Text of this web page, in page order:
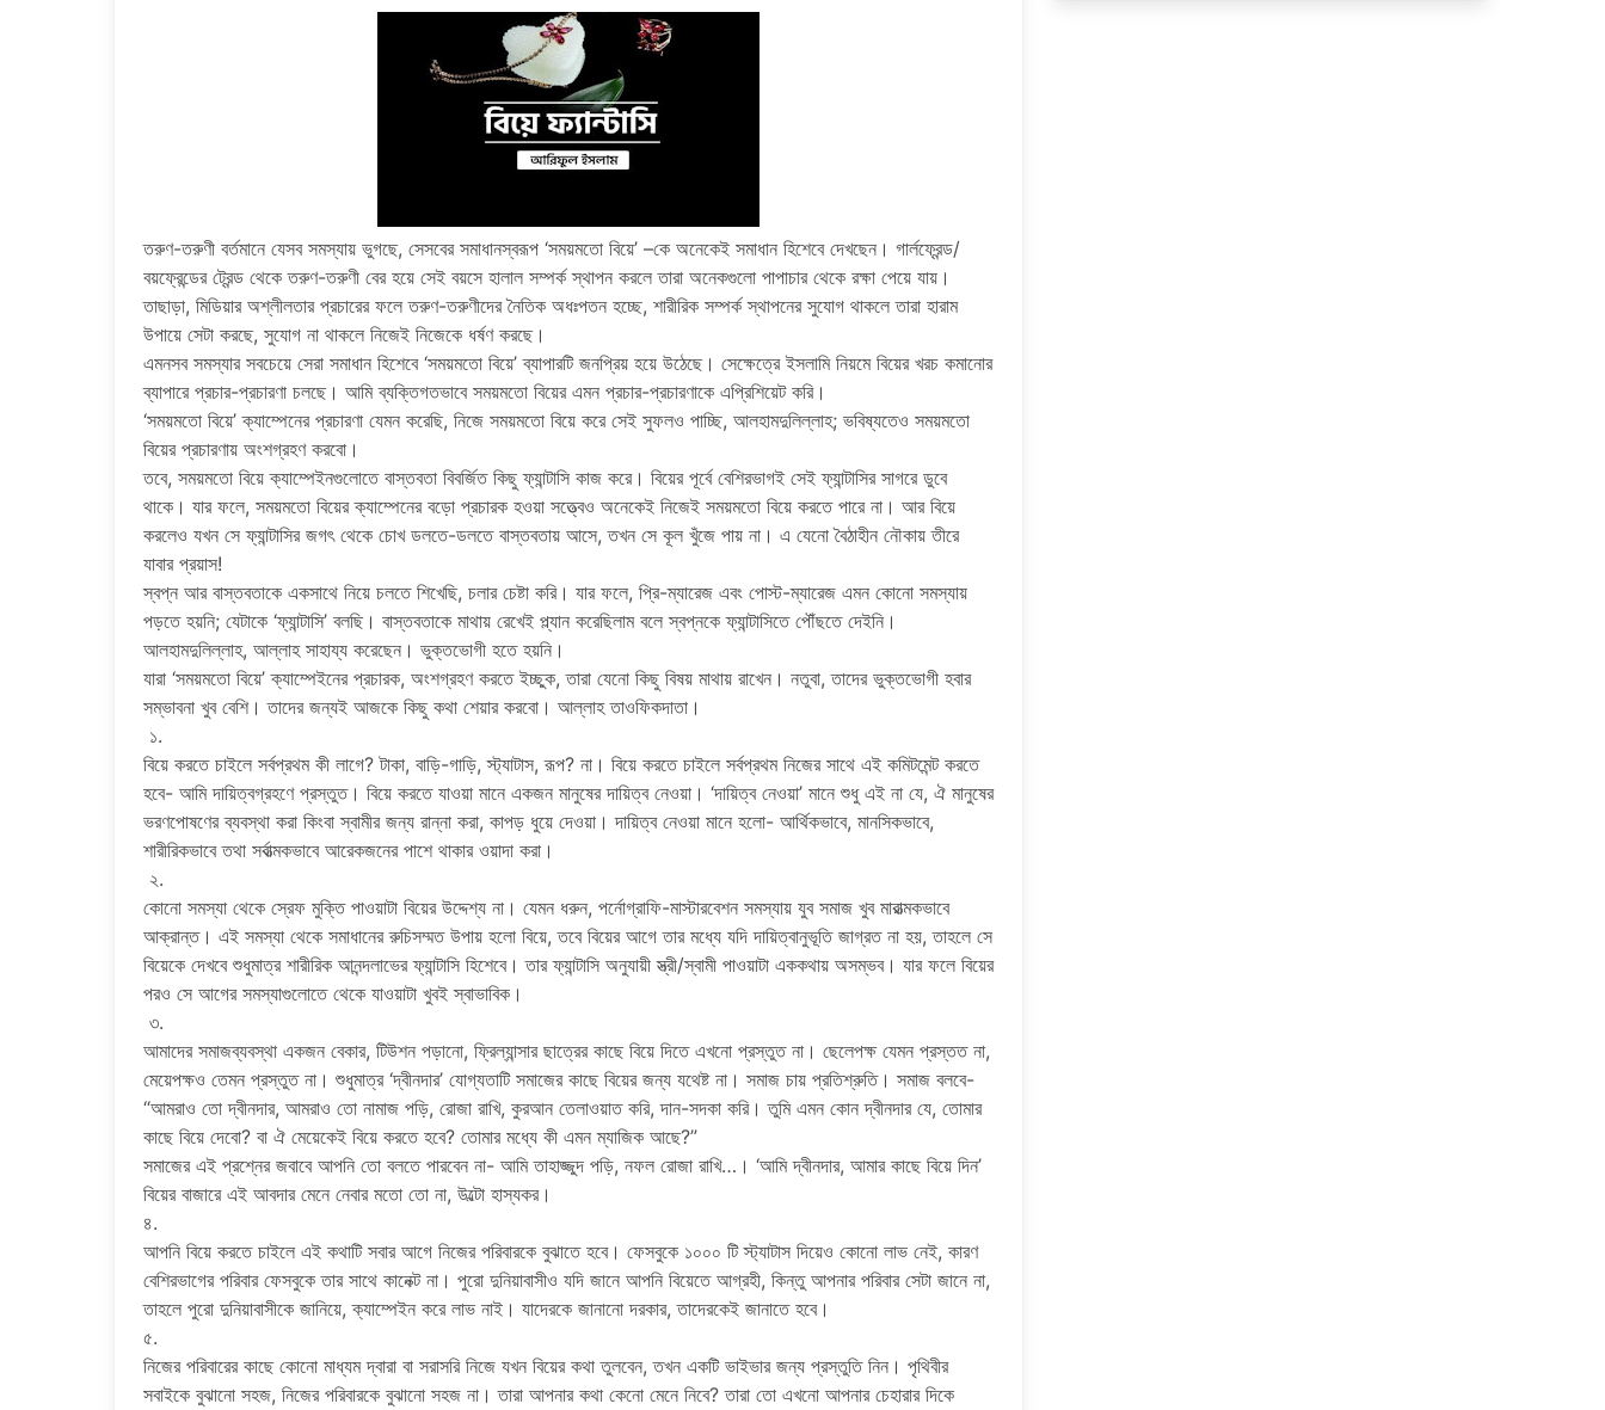
তরুণ-তরুণী বর্তমানে যেসব সমস্যায় ভুগছে, সেসবের সমাধানস্বরূপ ‘সময়মতো বিয়ে’ –কে অনেকেই সমাধান হিশেবে দেখছেন। গার্লফ্রেন্ড/
বয়ফ্রেন্ডের ট্রেন্ড থেকে তরুণ-তরুণী বের হয়ে সেই বয়সে হালাল সম্পর্ক স্থাপন করলে তারা অনেকগুলো পাপাচার থেকে রক্ষা পেয়ে যায়।
তাছাড়া, মিডিয়ার অশ্লীলতার প্রচারের ফলে তরুণ-তরুণীদের নৈতিক অধঃপতন হচ্ছে, শারীরিক সম্পর্ক স্থাপনের সুযোগ থাকলে তারা হারাম
উপায়ে সেটা করছে, সুযোগ না থাকলে নিজেই নিজেকে ধর্ষণ করছে।
এমনসব সমস্যার সবচেয়ে সেরা সমাধান হিশেবে ‘সময়মতো বিয়ে’ ব্যাপারটি জনপ্রিয় হয়ে উঠেছে। সেক্ষেত্রে ইসলামি নিয়মে বিয়ের খরচ কমানোর
ব্যাপারে প্রচার-প্রচারণা চলছে। আমি ব্যক্তিগতভাবে সময়মতো বিয়ের এমন প্রচার-প্রচারণাকে এপ্রিশিয়েট করি।
‘সময়মতো বিয়ে’ ক্যাম্পেনের প্রচারণা যেমন করেছি, নিজে সময়মতো বিয়ে করে সেই সুফলও পাচ্ছি, আলহামদুলিল্লাহ; ভবিষ্যতেও সময়মতো
বিয়ের প্রচারণায় অংশগ্রহণ করবো।
তবে, সময়মতো বিয়ে ক্যাম্পেইনগুলোতে বাস্তবতা বিবর্জিত কিছু ফ্যান্টাসি কাজ করে। বিয়ের পূর্বে বেশিরভাগই সেই ফ্যান্টাসির সাগরে ডুবে
থাকে। যার ফলে, সময়মতো বিয়ের ক্যাম্পেনের বড়ো প্রচারক হওয়া সত্ত্বেও অনেকেই নিজেই সময়মতো বিয়ে করতে পারে না। আর বিয়ে
করলেও যখন সে ফ্যান্টাসির জগৎ থেকে চোখ ডলতে-ডলতে বাস্তবতায় আসে, তখন সে কূল খুঁজে পায় না। এ যেনো বৈঠাহীন নৌকায় তীরে
যাবার প্রয়াস!
স্বপ্ন আর বাস্তবতাকে একসাথে নিয়ে চলতে শিখেছি, চলার চেষ্টা করি। যার ফলে, প্রি-ম্যারেজ এবং পোস্ট-ম্যারেজ এমন কোনো সমস্যায়
পড়তে হয়নি; যেটাকে ‘ফ্যান্টাসি’ বলছি। বাস্তবতাকে মাথায় রেখেই প্ল্যান করেছিলাম বলে স্বপ্নকে ফ্যান্টাসিতে পৌঁছতে দেইনি।
আলহামদুলিল্লাহ, আল্লাহ সাহায্য করেছেন। ভুক্তভোগী হতে হয়নি।
যারা ‘সময়মতো বিয়ে’ ক্যাম্পেইনের প্রচারক, অংশগ্রহণ করতে ইচ্ছুক, তারা যেনো কিছু বিষয় মাথায় রাখেন। নতুবা, তাদের ভুক্তভোগী হবার
সম্ভাবনা খুব বেশি। তাদের জন্যই আজকে কিছু কথা শেয়ার করবো। আল্লাহ তাওফিকদাতা।
১.
বিয়ে করতে চাইলে সর্বপ্রথম কী লাগে? টাকা, বাড়ি-গাড়ি, স্ট্যাটাস, রূপ? না। বিয়ে করতে চাইলে সর্বপ্রথম নিজের সাথে এই কমিটমেন্ট করতে
হবে- আমি দায়িত্বগ্রহণে প্রস্তুত। বিয়ে করতে যাওয়া মানে একজন মানুষের দায়িত্ব নেওয়া। ‘দায়িত্ব নেওয়া’ মানে শুধু এই না যে, ঐ মানুষের
ভরণপোষণের ব্যবস্থা করা কিংবা স্বামীর জন্য রান্না করা, কাপড় ধুয়ে দেওয়া। দায়িত্ব নেওয়া মানে হলো- আর্থিকভাবে, মানসিকভাবে,
শারীরিকভাবে তথা সর্বাত্মকভাবে আরেকজনের পাশে থাকার ওয়াদা করা।
২.
কোনো সমস্যা থেকে স্রেফ মুক্তি পাওয়াটা বিয়ের উদ্দেশ্য না। যেমন ধরুন, পর্নোগ্রাফি-মাস্টারবেশন সমস্যায় যুব সমাজ খুব মারাত্মকভাবে
আক্রান্ত। এই সমস্যা থেকে সমাধানের রুচিসম্মত উপায় হলো বিয়ে, তবে বিয়ের আগে তার মধ্যে যদি দায়িত্বানুভূতি জাগ্রত না হয়, তাহলে সে
বিয়েকে দেখবে শুধুমাত্র শারীরিক আনন্দলাভের ফ্যান্টাসি হিশেবে। তার ফ্যান্টাসি অনুযায়ী স্ত্রী/স্বামী পাওয়াটা এককথায় অসম্ভব। যার ফলে বিয়ের
পরও সে আগের সমস্যাগুলোতে থেকে যাওয়াটা খুবই স্বাভাবিক।
৩.
আমাদের সমাজব্যবস্থা একজন বেকার, টিউশন পড়ানো, ফ্রিল্যান্সার ছাত্রের কাছে বিয়ে দিতে এখনো প্রস্তুত না। ছেলেপক্ষ যেমন প্রস্তত না,
মেয়েপক্ষও তেমন প্রস্তুত না। শুধুমাত্র ‘দ্বীনদার’ যোগ্যতাটি সমাজের কাছে বিয়ের জন্য যথেষ্ট না। সমাজ চায় প্রতিশ্রুতি। সমাজ বলবে-
“আমরাও তো দ্বীনদার, আমরাও তো নামাজ পড়ি, রোজা রাখি, কুরআন তেলাওয়াত করি, দান-সদকা করি। তুমি এমন কোন দ্বীনদার যে, তোমার
কাছে বিয়ে দেবো? বা ঐ মেয়েকেই বিয়ে করতে হবে? তোমার মধ্যে কী এমন ম্যাজিক আছে?”
সমাজের এই প্রশ্নের জবাবে আপনি তো বলতে পারবেন না- আমি তাহাজ্জুদ পড়ি, নফল রোজা রাখি…। ‘আমি দ্বীনদার, আমার কাছে বিয়ে দিন’
বিয়ের বাজারে এই আবদার মেনে নেবার মতো তো না, উল্টো হাস্যকর।
৪.
আপনি বিয়ে করতে চাইলে এই কথাটি সবার আগে নিজের পরিবারকে বুঝাতে হবে। ফেসবুকে ১০০০ টি স্ট্যাটাস দিয়েও কোনো লাভ নেই, কারণ
বেশিরভাগের পরিবার ফেসবুকে তার সাথে কানেক্ট না। পুরো দুনিয়াবাসীও যদি জানে আপনি বিয়েতে আগ্রহী, কিন্তু আপনার পরিবার সেটা জানে না,
তাহলে পুরো দুনিয়াবাসীকে জানিয়ে, ক্যাম্পেইন করে লাভ নাই। যাদেরকে জানানো দরকার, তাদেরকেই জানাতে হবে।
৫.
নিজের পরিবারের কাছে কোনো মাধ্যম দ্বারা বা সরাসরি নিজে যখন বিয়ের কথা তুলবেন, তখন একটি ভাইভার জন্য প্রস্তুতি নিন। পৃথিবীর
সবাইকে বুঝানো সহজ, নিজের পরিবারকে বুঝানো সহজ না। তারা আপনার কথা কেনো মেনে নিবে? তারা তো এখনো আপনার চেহারার দিকে